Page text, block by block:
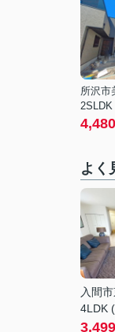
所沢市
2SLDK
4,480
よく
入間
4LDK
3,499